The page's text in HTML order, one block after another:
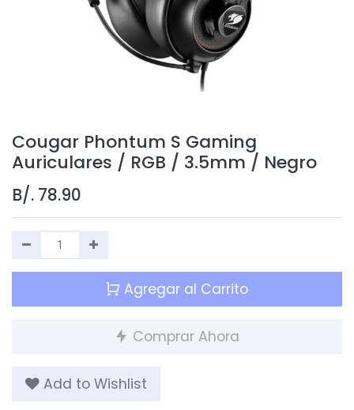
Cougar Phontum S Gaming
Auriculares / RGB / 3.5mm / Negro
B/. 78.90
Agregar al Carrito
Comprar Ahora
Add to Wishlist